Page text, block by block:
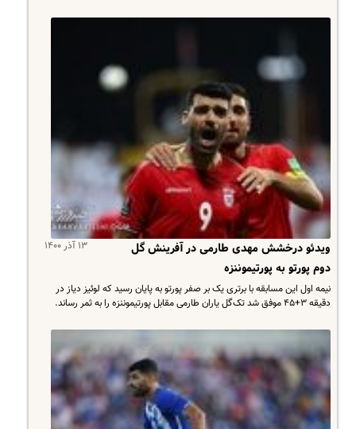
۱۳ آذر ۱۴۰۰
ویدئو درخشش مهدی طارمی در آفرینش گل
دوم پورتو به پورتیموننزه
نیمه اول این مسابقه با برتری یک بر صفر پورتو به پایان رسید که لوئیز دیاز در
دقیقه ۳+۴۵ موفق شد تک‌گل یاران طارمی مقابل پورتیموننزه را به ثمر رساند.